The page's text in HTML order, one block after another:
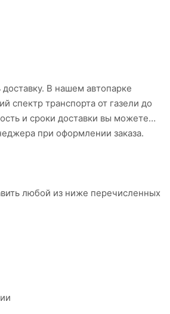
В нашем автопарке
спектр транспорта от газели до
и сроки доставки вы можете
при оформлении заказа.
любой из ниже перечисленных